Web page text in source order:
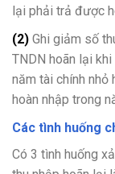
lại phải trả được
(2) Ghi giảm số
TNDN hoãn lại
năm tài chính nhỏ
hoàn nhập trong
Các tình huống
Có 3 tình huống